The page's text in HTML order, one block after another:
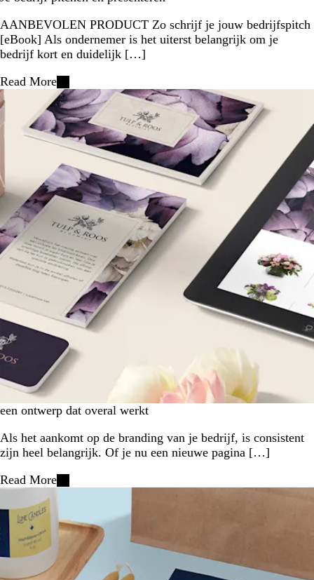
AANBEVOLEN PRODUCT Zo schrijf je jouw bedrijfspitch
[eBook] Als ondernemer is het uiterst belangrijk om je
bedrijf kort en duidelijk […]
Read More
een ontwerp dat overal werkt
Als het aankomt op de branding van je bedrijf, is consistent
zijn heel belangrijk. Of je nu een nieuwe pagina […]
Read More